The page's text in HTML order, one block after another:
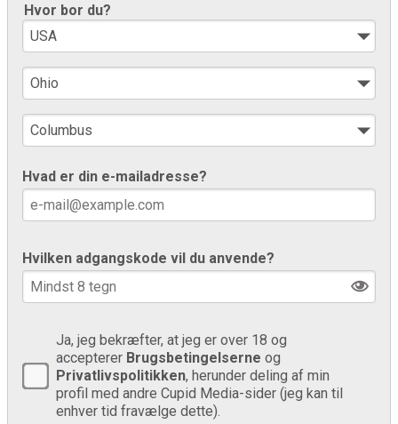
Hvor bor du?
Hvad er din e-mailadresse?
Hvilken adgangskode vil du anvende?
Ja, jeg bekræfter, at jeg er over 18 og
accepterer Brugsbetingelserne og
Privatlivspolitikken, herunder deling af min
profil med andre Cupid Media-sider (jeg kan til
enhver tid fravælge dette).